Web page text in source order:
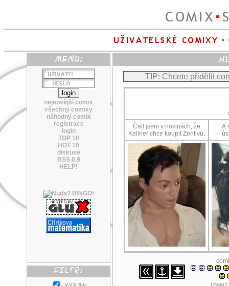
nejnovější comix
všechny comixy
náhodný comix
registrace
login
TOP 10
HOT 10
diskuse
RSS 0.9
HELP!
TIP: Chcete přidělit
Četl jsem v novinách, že
Kellner chce koupit Zentivu.
A